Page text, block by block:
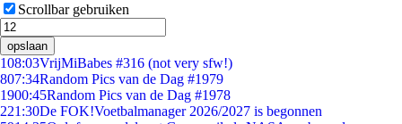
Scrollbar gebruiken
opslaan
108:03VrijMiBabes #316 (not very sfw!)
807:34Random Pics van de Dag #1979
1900:45Random Pics van de Dag #1978
221:30De FOK!Voetbalmanager 2026/2027 is begonnen